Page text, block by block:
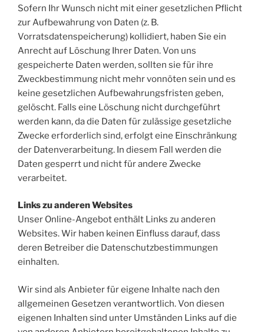
Sofern Ihr Wunsch nicht mit einer gesetzlichen Pflicht
zur Aufbewahrung von Daten (z. B.
Vorratsdatenspeicherung) kollidiert, haben Sie ein
Anrecht auf Löschung Ihrer Daten. Von uns
gespeicherte Daten werden, sollten sie für ihre
Zweckbestimmung nicht mehr vonnöten sein und es
keine gesetzlichen Aufbewahrungsfristen geben,
gelöscht. Falls eine Löschung nicht durchgeführt
werden kann, da die Daten für zulässige gesetzliche
Zwecke erforderlich sind, erfolgt eine Einschränkung
der Datenverarbeitung. In diesem Fall werden die
Daten gesperrt und nicht für andere Zwecke
verarbeitet.
Links zu anderen Websites
Unser Online-Angebot enthält Links zu anderen
Websites. Wir haben keinen Einfluss darauf, dass
deren Betreiber die Datenschutzbestimmungen
einhalten.
Wir sind als Anbieter für eigene Inhalte nach den
allgemeinen Gesetzen verantwortlich. Von diesen
eigenen Inhalten sind unter Umständen Links auf die